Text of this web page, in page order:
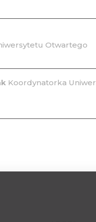
Otwartego
Koordynatorka